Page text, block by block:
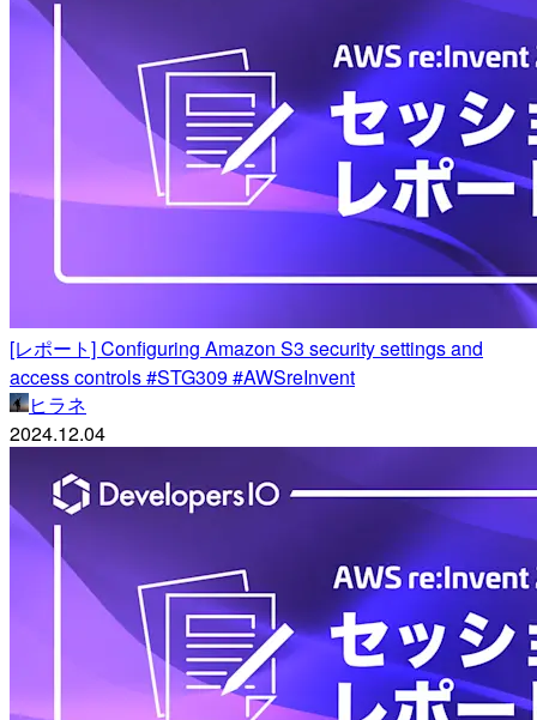
[レポート] Configuring Amazon S3 security settings and
access controls #STG309 #AWSreInvent
ヒラネ
2024.12.04